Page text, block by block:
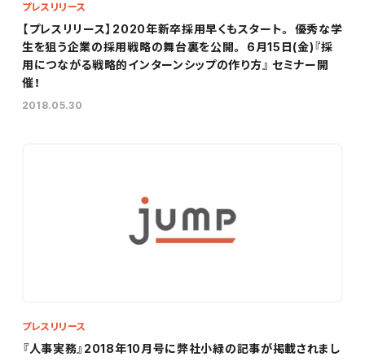
プレスリリース
【プレスリリース】2020年新卒採用早くもスタート。 優秀な学
生を狙う企業の採用戦略の舞台裏を公開。 6月15日(金)『採
用につながる戦略的インターンシップの作り方』 セミナー開
催！
2018.05.30
プレスリリース
『人事実務』2018年10月号に弊社小緑の記事が掲載されまし